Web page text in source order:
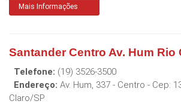
Mais Informações
Santander Centro Av. Hum Rio
Telefone: (19) 3526-3500
Endereço: Av. Hum, 337 - Centro - Cep:
Claro/SP